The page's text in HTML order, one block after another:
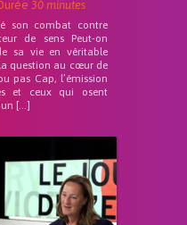
30 minutes
son combat contre
de sens Peut-on
sa vie en véritable
question au cœur de
pas Cap, l’émission
et ceux qui osent
[…]